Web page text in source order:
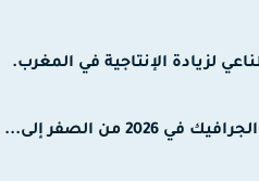
لزيادة الإنتاجية في المغرب.
من الصفر إلى...